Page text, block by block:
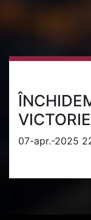
07-apr.-2025